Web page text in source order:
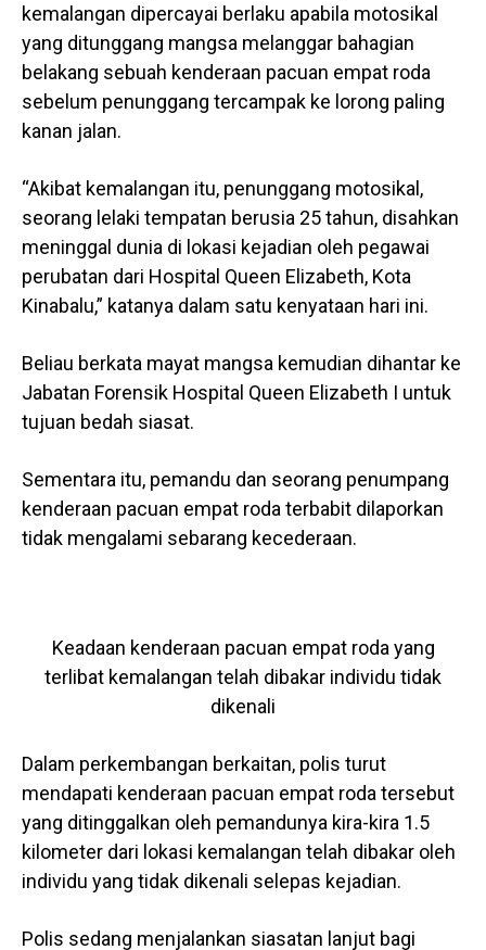
kemalangan dipercayai berlaku apabila motosikal
yang ditunggang mangsa melanggar bahagian
belakang sebuah kenderaan pacuan empat roda
sebelum penunggang tercampak ke lorong paling
kanan jalan.
“Akibat kemalangan itu, penunggang motosikal,
seorang lelaki tempatan berusia 25 tahun, disahkan
meninggal dunia di lokasi kejadian oleh pegawai
perubatan dari Hospital Queen Elizabeth, Kota
Kinabalu,” katanya dalam satu kenyataan hari ini.
Beliau berkata mayat mangsa kemudian dihantar ke
Jabatan Forensik Hospital Queen Elizabeth I untuk
tujuan bedah siasat.
Sementara itu, pemandu dan seorang penumpang
kenderaan pacuan empat roda terbabit dilaporkan
tidak mengalami sebarang kecederaan.
Keadaan kenderaan pacuan empat roda yang
terlibat kemalangan telah dibakar individu tidak
dikenali
Dalam perkembangan berkaitan, polis turut
mendapati kenderaan pacuan empat roda tersebut
yang ditinggalkan oleh pemandunya kira-kira 1.5
kilometer dari lokasi kemalangan telah dibakar oleh
individu yang tidak dikenali selepas kejadian.
Polis sedang menjalankan siasatan lanjut bagi